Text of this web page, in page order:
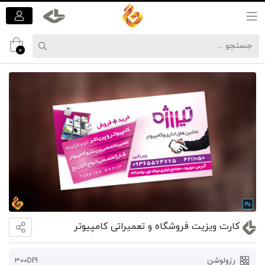
0
کارت ویزیت فروشگاه و تعمیراتی کامپیوتر
رزولوشن 300DPI
برای
ثبت